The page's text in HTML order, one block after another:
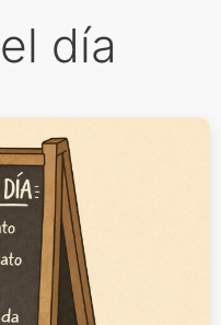
día